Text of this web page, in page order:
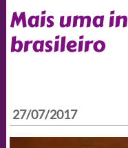
Mais uma
brasileiro
27/07/2017